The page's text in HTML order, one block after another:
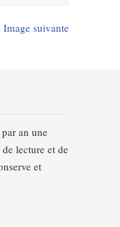
Image suivante
an une
lecture et de
et